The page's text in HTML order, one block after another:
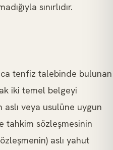
sınırlıdır.
tenfiz talebinde bulunan
iki temel belgeyi
aslı veya usulüne uygun
tahkim sözleşmesinin
aslı yahut